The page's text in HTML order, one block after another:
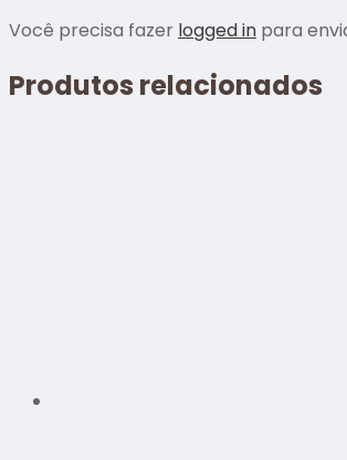
Você precisa fazer logged in para
Produtos relacionados